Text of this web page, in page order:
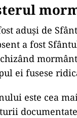
aduși de
a fost
ei fusese
este cea